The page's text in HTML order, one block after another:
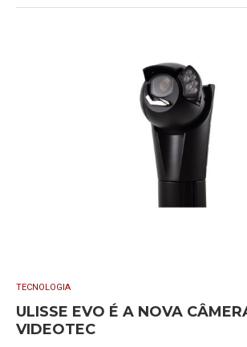
TECNOLOGIA
ULISSE EVO É A NOVA
VIDEOTEC